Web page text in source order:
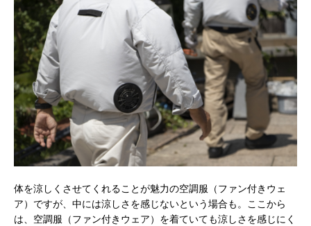
体を涼しくさせてくれることが魅力の空調服（ファン付きウェ
ア）ですが、中には涼しさを感じないという場合も。ここから
は、空調服（ファン付きウェア）を着ていても涼しさを感じにく